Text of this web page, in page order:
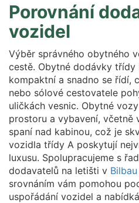
Porovnání
vozidel
Výběr správného obytného
cestě. Obytné dodávky třídy
kompaktní a snadno se řídí,
nebo sólové cestovatele
uličkách vesnic. Obytné
prostoru a vybavení, včetně
spaní nad kabinou, což je
vozidla třídy A poskytují
luxusu. Spolupracujeme s
dodavatelů na letišti v Bilbau
srovnáním vám pomohou
uspořádání vozidel a